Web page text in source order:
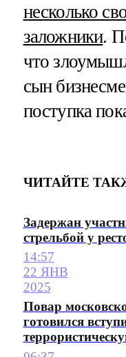
несколько
заложники.
что
сын
поступка
ЧИТАЙТЕ
Задержан
стрельбой у
14:57
22 ЯНВ
2025
Повар
готовился